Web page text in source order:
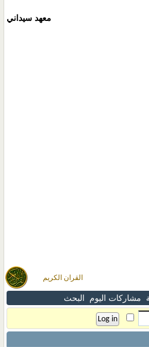
القران الكريم
معهد سيداني
مشاركات اليوم البحث